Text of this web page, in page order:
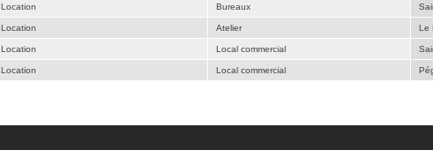
Location Bureaux
Location Atelier Le
Location Local commercial
Location Local commercial